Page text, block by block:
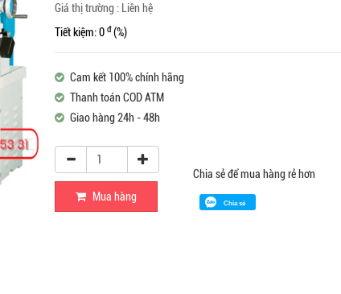
Giá thị trường : Liên hệ
Tiết kiệm: 0 đ(%)
Cam kết 100% chính hãng
Thanh toán COD ATM
Giao hàng 24h - 48h
Mua hàng
Chia sẻ để mua hàng rẻ hơn
Chia sẻ